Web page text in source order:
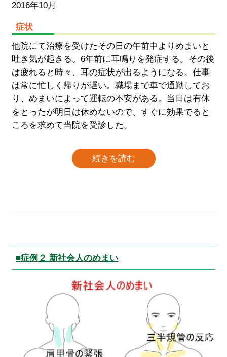
2016年10月
症状
他院にて治療を受けたその日の午前中よりめまいと
吐き気が起きる。6年前に耳鳴りを発症する。その後
は疲れると時々、耳の症状が出るようになる。仕事
は常に忙しく帰りが遅い。職場まで車で通勤してお
り、めまいによって運転の不安がある。当日は有休
をとったが明日は休めないので、すぐに効果でると
ころを求めて当院を受診した。
続きを読む
■症例２ 新社会人のめまい